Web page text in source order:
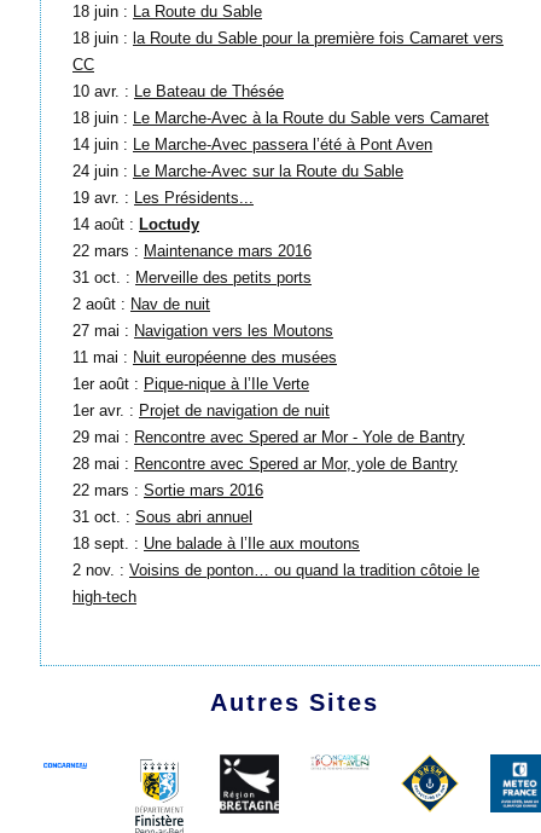
18 juin :
La Route du Sable
18 juin : la Route du Sable pour la première fois Camaret vers
CC
10 avr. :
Le Bateau de Thésée
18 juin :
Le Marche-Avec à la Route du Sable vers Camaret
14 juin :
Le Marche-Avec passera l’été à Pont Aven
24 juin :
Le Marche-Avec sur la Route du Sable
19 avr. :
Les Présidents...
14 août : Loctudy
22 mars : Maintenance mars 2016
31 oct. : Merveille des petits ports
2 août : Nav de nuit
27 mai : Navigation vers les Moutons
11 mai : Nuit européenne des musées
1er août : Pique-nique à l’Ile Verte
1er avr. : Projet de navigation de nuit
29 mai : Rencontre avec Spered ar Mor - Yole de Bantry
28 mai : Rencontre avec Spered ar Mor, yole de Bantry
22 mars : Sortie mars 2016
31 oct. : Sous abri annuel
18 sept. : Une balade à l’Ile aux moutons
2 nov. : Voisins de ponton… ou quand la tradition côtoie le
high-tech
Autres Sites